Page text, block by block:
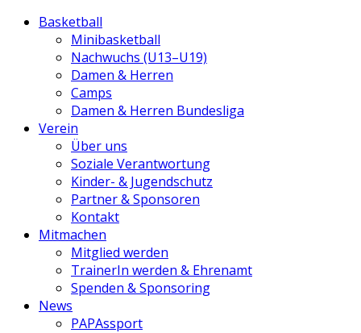
Basketball
Minibasketball
Nachwuchs (U13–U19)
Damen & Herren
Camps
Damen & Herren Bundesliga
Verein
Über uns
Soziale Verantwortung
Kinder- & Jugendschutz
Partner & Sponsoren
Kontakt
Mitmachen
Mitglied werden
TrainerIn werden & Ehrenamt
Spenden & Sponsoring
News
PAPAssport